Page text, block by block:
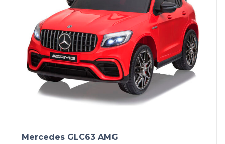
Mercedes GLC63 AMG